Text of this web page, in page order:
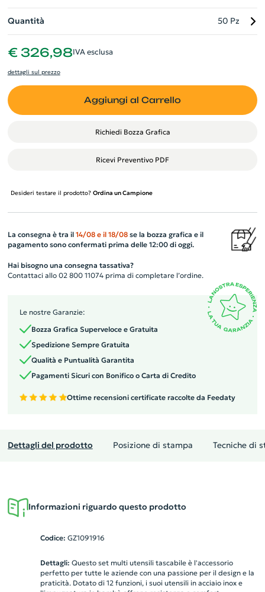
Quantità 50 Pz
€ 326,98IVA esclusa
dettagli sul prezzo
Aggiungi al Carrello
Richiedi Bozza Grafica
Ricevi Preventivo PDF
Desideri testare il prodotto? Ordina un Campione
La consegna è tra il 14/08 e il 18/08se la bozza grafica e il
pagamento sono confermati prima delle 12:00 di oggi.
Hai bisogno una consegna tassativa?
Contattaci allo 02 800 11074 prima di completare l’ordine.
Le nostre Garanzie:
Bozza Grafica Superveloce e Gratuita
Spedizione Sempre Gratuita
Qualità e Puntualità Garantita
Pagamenti Sicuri con Bonifico o Carta di Credito
Ottime recensioni certificate raccolte da Feedaty
Dettagli del prodotto Posizione di stampa Tecniche di
Informazioni riguardo questo prodotto
Codice: GZ1091916
Dettagli: Questo set multi utensili tascabile è l'accessorio
perfetto per tutte le aziende con una passione per il design e la
praticità. Dotato di 12 funzioni, i suoi utensili in acciaio inox e